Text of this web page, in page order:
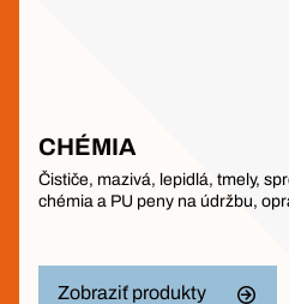
CHÉMIA
Čističe, mazivá, lepidlá, tmely,
chémia a PU peny na údržbu,
Zobraziť produkty